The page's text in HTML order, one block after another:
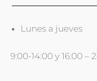
Lunes a jueves
9:00-14:00 y 16:00 –